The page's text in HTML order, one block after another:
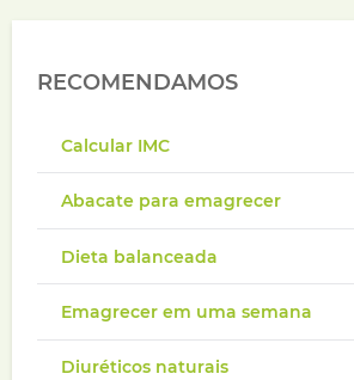
RECOMENDAMOS
Calcular IMC
Abacate para emagrecer
Dieta balanceada
Emagrecer em uma semana
Diuréticos naturais